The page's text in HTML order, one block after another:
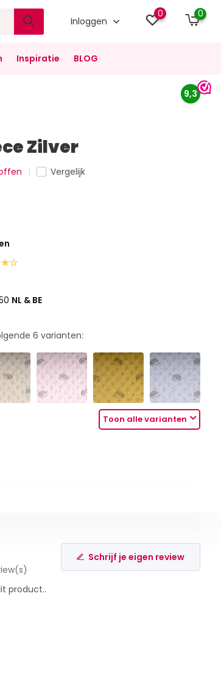
Inloggen
0 0
Inspiratie BLOG
9,3
Zilver
Vergelijk
NL & BE
6 varianten:
Toon alle varianten
Schrijf je eigen review
product..